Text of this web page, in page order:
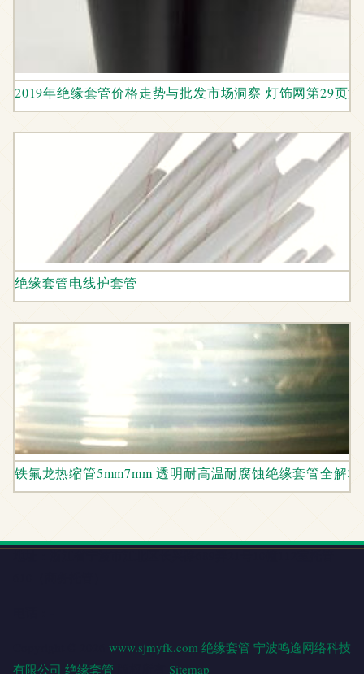
2019年绝缘套管价格走势与批发市场洞察 灯饰网第29页
绝缘套管电线护套管
铁氟龙热缩管5mm7mm 透明耐高温耐腐蚀绝缘套管全解析
www.sjmyfk.com 绝缘套管 宁波鸣逸网络科技
有限公司 绝缘套管 Sitemap